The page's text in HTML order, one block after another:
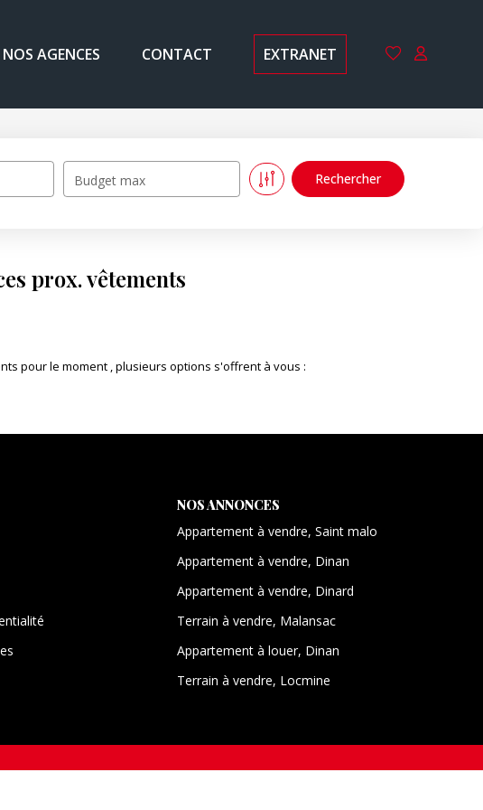
NOS AGENCES CONTACT EXTRANET
Budget max
prox. vêtements
pour le moment , plusieurs options s'offrent à vous :
NOS ANNONCES
Appartement à vendre, Saint malo
Appartement à vendre, Dinan
Appartement à vendre, Dinard
Terrain à vendre, Malansac
Appartement à louer, Dinan
Terrain à vendre, Locmine